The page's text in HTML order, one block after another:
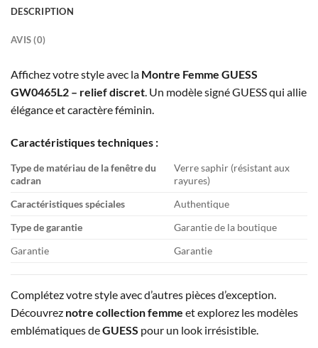
DESCRIPTION
AVIS (0)
Affichez votre style avec la Montre Femme GUESS
GW0465L2 – relief discret. Un modèle signé GUESS qui allie
élégance et caractère féminin.
Caractéristiques techniques :
Type de matériau de la fenêtre du
cadran
Verre saphir (résistant aux
rayures)
Caractéristiques spéciales
Authentique
Type de garantie
Garantie de la boutique
Garantie
Garantie
Complétez votre style avec d’autres pièces d’exception.
Découvrez notre collection femme et explorez les modèles
emblématiques deGUESS pour un look irrésistible.